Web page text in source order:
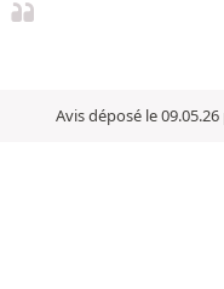
Avis déposé le